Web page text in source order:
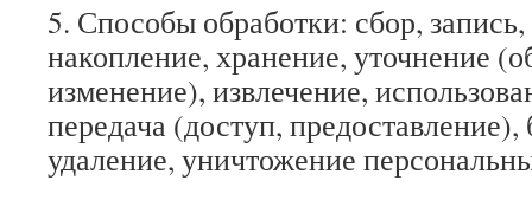
5. Способы обработки: сбор, запись,
накопление, хранение, уточнение
изменение), извлечение,
передача (доступ,
удаление, уничтожение